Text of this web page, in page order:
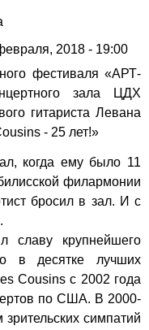
2018 - 19:00
фестиваля «АРТ-
зала ЦДХ
гитариста Левана
- 25 лет!»
когда ему было 11
филармонии
бросил в зал. И с
славу крупнейшего
в десятке лучших
Cousins с 2002 года
по США. В 2000-
симпатий